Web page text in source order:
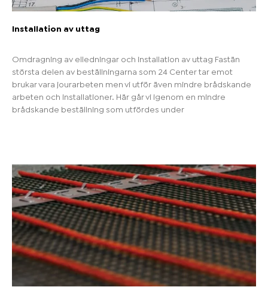
Installation av uttag
Omdragning av elledningar och installation av uttag Fastän
största delen av beställningarna som 24 Center tar emot
brukar vara jourarbeten men vi utför även mindre brådskande
arbeten och installationer. Här går vi igenom en mindre
brådskande beställning som utfördes under